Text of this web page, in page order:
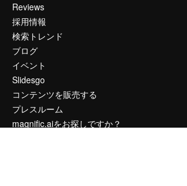
Reviews
採用情報
検索トレンド
ブログ
イベント
Slidesgo
コンテンツを販売する
プレスルーム
magnific.aiをお探しですか？